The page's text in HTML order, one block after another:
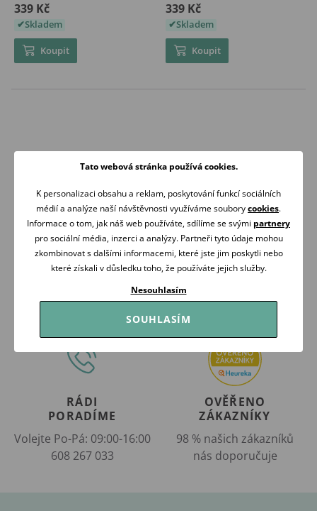
339 Kč
Skladem
Koupit
339 Kč
Skladem
Koupit
VŠE MÁME
SKLADEM
Je-li otevřeno
expedujeme ihned
ZÍTRA U VÁS
DOMA
Doprava zdarma nad
RÁDI
PORADÍME
Volejte Po-Pá: 09:00-16:00
608 267 033
OVĚŘENO
ZÁKAZNÍKY
98 % našich zákazníků
nás doporučuje
Tato webová stránka používá cookies.
K personalizaci obsahu a reklam, poskytování funkcí sociálních
médií a analýze naší návštěvnosti využíváme souborycookies.
Informace o tom, jak náš web používáte, sdílíme se svými partnery
pro sociální média, inzerci a analýzy. Partneři tyto údaje mohou
zkombinovat s dalšími informacemi, které jste jim poskytli nebo
které získali v důsledku toho, že používáte jejich služby.
Nesouhlasím
SOUHLASÍM